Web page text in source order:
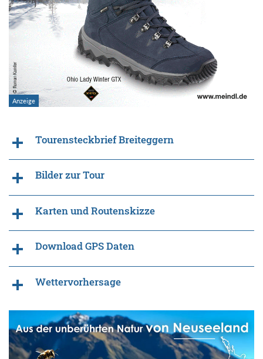
Tourensteckbrief Breiteggern
Bilder zur Tour
Karten und Routenskizze
Download GPS Daten
Wettervorhersage